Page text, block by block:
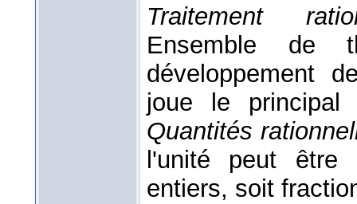
Traitement
Ensemble de
développement
joue le
Quantités
l'unité peut être
entiers, soit